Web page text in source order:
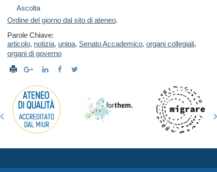
Ascolta
Ordine del giorno dal sito di ateneo.
Parole Chiave:
articolo, notizia, unipa, Senato Accademico, organi collegiali,
organi di governo